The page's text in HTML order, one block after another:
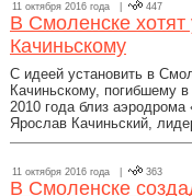
11 октября 2016 года | 447
В Смоленске хотят
Качиньскому
С идеей установить в
Качиньскому, погибшему
2010 года близ
Ярослав Качиньский,
11 октября 2016 года | 363
В Смоленске